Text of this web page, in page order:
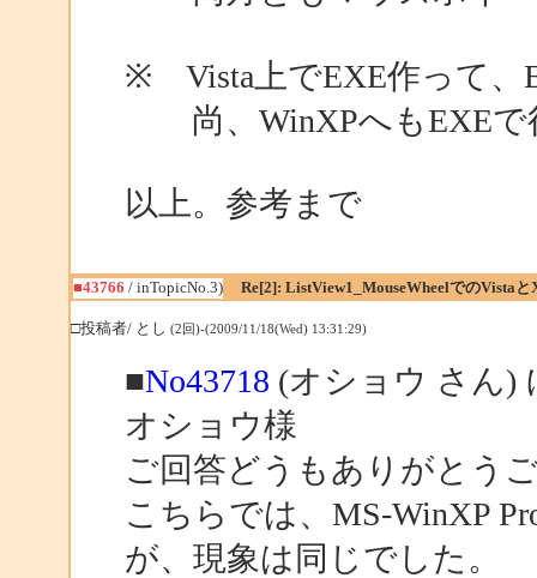
※ Vista上でEXE作って、
尚、WinXPへもEXEで
以上。参考まで
■43766 / inTopicNo.3) Re[2]: ListView1_MouseWheelでのVistaと
□投稿者/ とし (2回)-(2009/11/18(Wed) 13:31:29)
■No43718 (オショウ さん)
オショウ様
ご回答どうもありがとう
こちらでは、MS-WinXP
が、現象は同じでした。